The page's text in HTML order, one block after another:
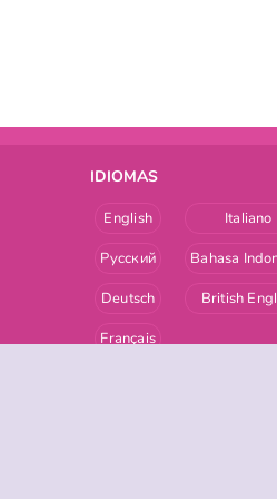
IDIOMAS
English
Русский
Deutsch
Français
Italiano
Bahasa
British